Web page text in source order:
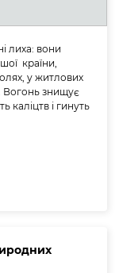
лиха: вони
країни,
у житлових
Вогонь знищує
каліцтв і гинуть